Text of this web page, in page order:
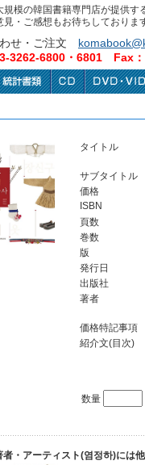
規模の韓国書籍専門店が提供
見・ご感想もお待ちしておりま
せ・ご注文
3262-6800・6801 Fax
タイトル
サブタイトル
価格
ISBN
頁数
巻数
版
発行日
出版社
著者
価格特記事項
紹介文(目次)
数量
者・アーティスト(염정하)には